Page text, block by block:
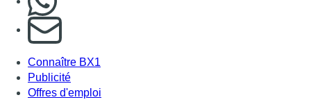
S'abonner à notre newsletter
Connaître BX1
Publicité
Offres d'emploi